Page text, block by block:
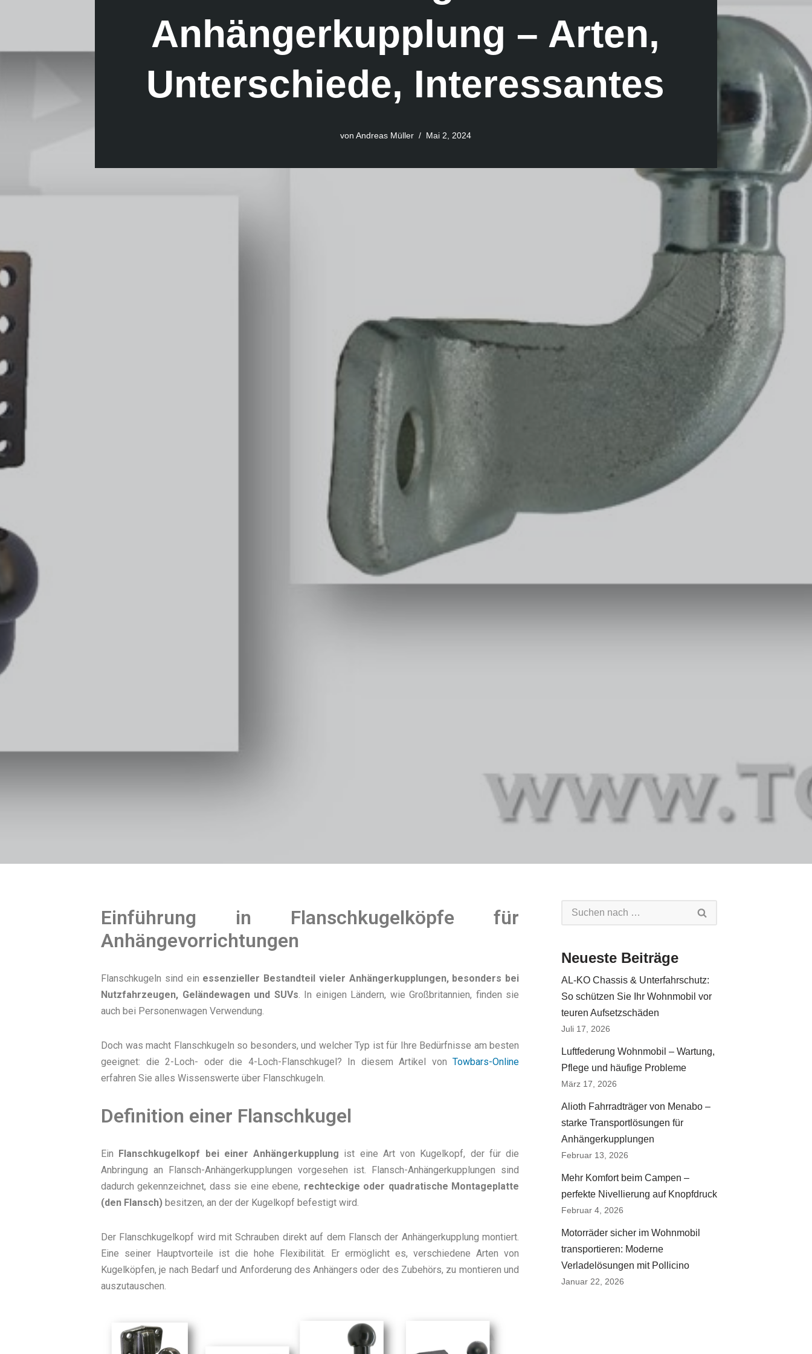
Anhängerkupplung – Arten,
Unterschiede, Interessantes
von Andreas Müller Mai 2, 2024
Einführung in Flanschkugelköpfe für
Anhängevorrichtungen
Flanschkugeln sind ein essenzieller Bestandteil vieler Anhängerkupplungen, besonders bei
Nutzfahrzeugen, Geländewagen und SUVs. In einigen Ländern, wie Großbritannien, finden sie
auch bei Personenwagen Verwendung.
Doch was macht Flanschkugeln so besonders, und welcher Typ ist für Ihre Bedürfnisse am besten
geeignet: die 2-Loch- oder die 4-Loch-Flanschkugel? In diesem Artikel von Towbars-Online
erfahren Sie alles Wissenswerte über Flanschkugeln.
Definition einer Flanschkugel
Ein Flanschkugelkopf bei einer Anhängerkupplung ist eine Art von Kugelkopf, der für die
Anbringung an Flansch-Anhängerkupplungen vorgesehen ist. Flansch-Anhängerkupplungen sind
dadurch gekennzeichnet, dass sie eine ebene, rechteckige oder quadratische Montageplatte
(den Flansch) besitzen, an der der Kugelkopf befestigt wird.
Der Flanschkugelkopf wird mit Schrauben direkt auf dem Flansch der Anhängerkupplung montiert.
Eine seiner Hauptvorteile ist die hohe Flexibilität. Er ermöglicht es, verschiedene Arten von
Kugelköpfen, je nach Bedarf und Anforderung des Anhängers oder des Zubehörs, zu montieren und
auszutauschen.
Neueste Beiträge
AL-KO Chassis & Unterfahrschutz:
So schützen Sie Ihr Wohnmobil vor
teuren Aufsetzschäden
Juli 17, 2026
Luftfederung Wohnmobil – Wartung,
Pflege und häufige Probleme
März 17, 2026
Alioth Fahrradträger von Menabo –
starke Transportlösungen für
Anhängerkupplungen
Februar 13, 2026
Mehr Komfort beim Campen –
perfekte Nivellierung auf Knopfdruck
Februar 4, 2026
Motorräder sicher im Wohnmobil
transportieren: Moderne
Verladelösungen mit Pollicino
Januar 22, 2026